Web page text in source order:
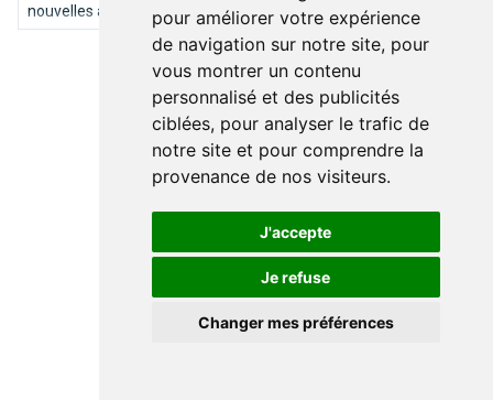
pour améliorer votre expérience
de navigation sur notre site, pour
vous montrer un contenu
personnalisé et des publicités
ciblées, pour analyser le trafic de
notre site et pour comprendre la
provenance de nos visiteurs.
J'accepte
Je refuse
Changer mes préférences
nouvelles activités pour vos chérubins ? Soyez in et
programmez-vous une soirée bowling. Brusselslife a
sélectionné pour vous les meilleures pistes de la capitale.